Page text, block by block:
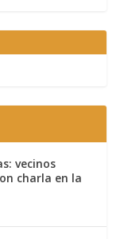
vecinos
charla en la